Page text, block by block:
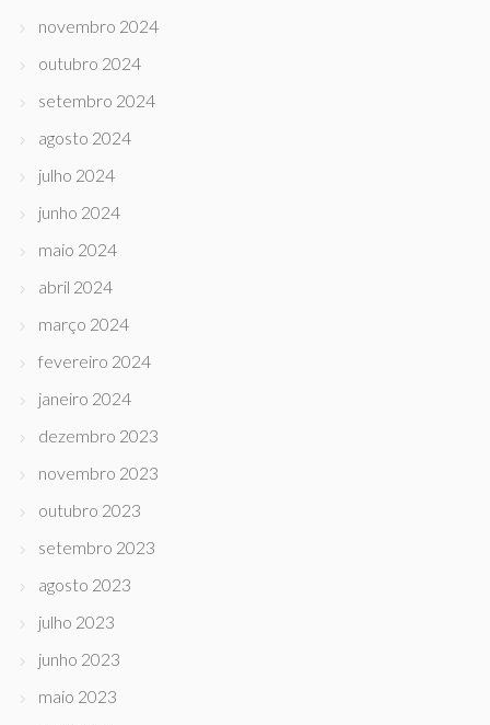
novembro 2024
outubro 2024
setembro 2024
agosto 2024
julho 2024
junho 2024
maio 2024
abril 2024
março 2024
fevereiro 2024
janeiro 2024
dezembro 2023
novembro 2023
outubro 2023
setembro 2023
agosto 2023
julho 2023
junho 2023
maio 2023